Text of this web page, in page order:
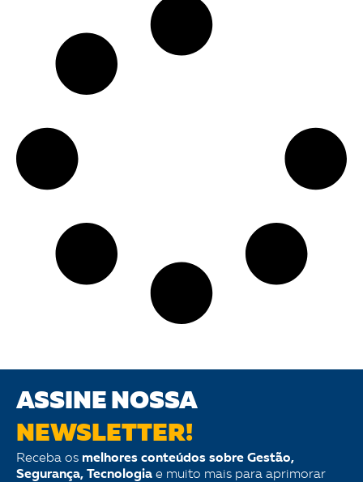
ASSINE NOSSA
NEWSLETTER!
Receba os melhores conteúdos sobre Gestão,
Segurança, Tecnologia e muito mais para aprimorar